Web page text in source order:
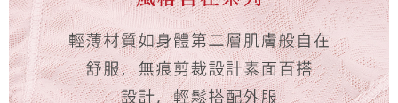
【注意事項】
１．透過由恩沛科技股份有限公司提供之「AFTEE先享後付」服務完成之交
易，需依本服務之必要範圍內提供個人資料，並將交易相關給付款項請求債
權轉讓予恩沛科技股份有限公司。
２．關於個人資料處理事宜，請瀏覽以下網址：
https://aftee.tw/terms/#terms3
7-11取貨付款
每筆NT$55，滿NT$2,000(含以上)免運費
付款後7-11取貨
每筆NT$55，滿NT$2,000(含以上)免運費